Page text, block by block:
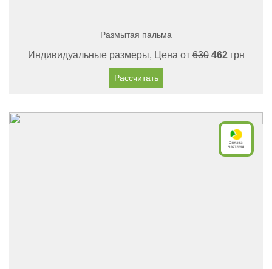
Размытая пальма
Индивидуальные размеры, Цена от630 462грн
Рассчитать